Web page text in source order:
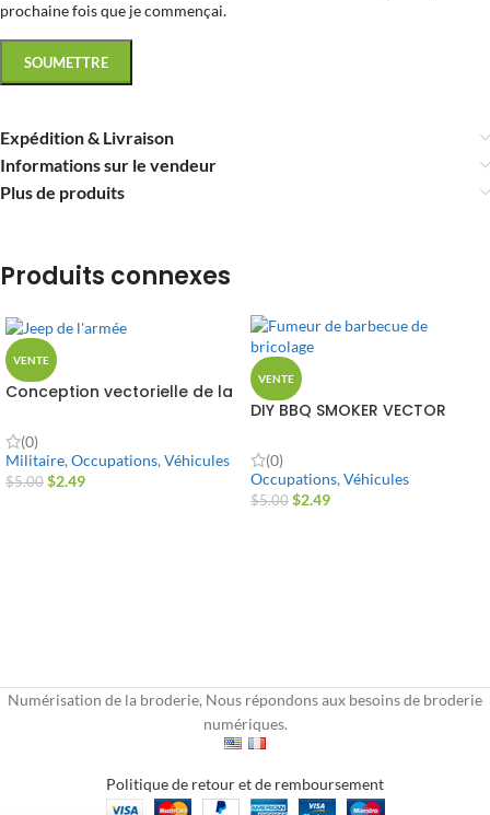
prochaine fois que je commençai.
Expédition & Livraison
Informations sur le vendeur
Plus de produits
Produits connexes
VENTE
Conception vectorielle de la
(0)
Militaire,Occupations,Véhicules
$5.00 $2.49
VENTE
DIY BBQ SMOKER VECTOR
(0)
Occupations,Véhicules
$5.00 $2.49
Numérisation de la broderie, Nous répondons aux besoins de broderie
numériques.
Politique de retour et de remboursement